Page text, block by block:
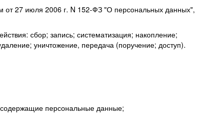
от 27 июля 2006 г. N 152-ФЗ "О персональных данных",
сбор; запись; систематизация; накопление;
уничтожение, передача (поручение; доступ).
персональные данные;